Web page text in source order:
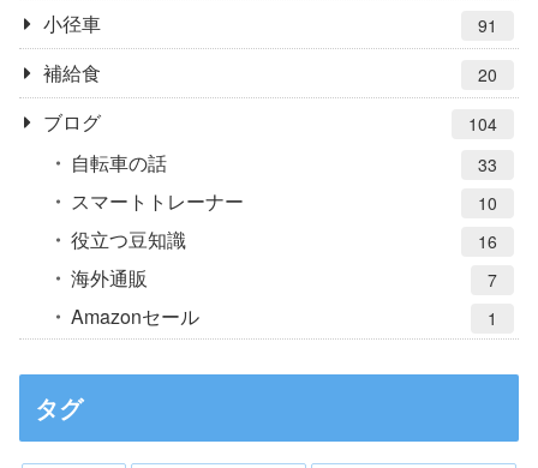
小径車 91
補給食 20
ブログ 104
自転車の話 33
スマートトレーナー 10
役立つ豆知識 16
海外通販 7
Amazonセール 1
タグ